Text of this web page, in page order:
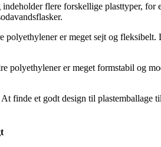
flere forskellige plasttyper, for
er meget sejt og
polyethylener er meget formstabil og
finde et godt design til